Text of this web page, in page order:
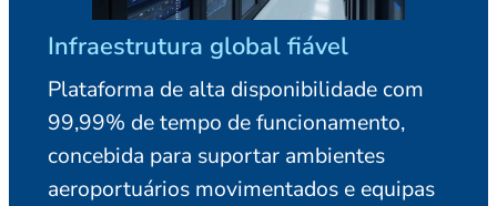
Infraestrutura global fiável
Plataforma de alta disponibilidade com
99,99% de tempo de funcionamento,
concebida para suportar ambientes
aeroportuários movimentados e equipas